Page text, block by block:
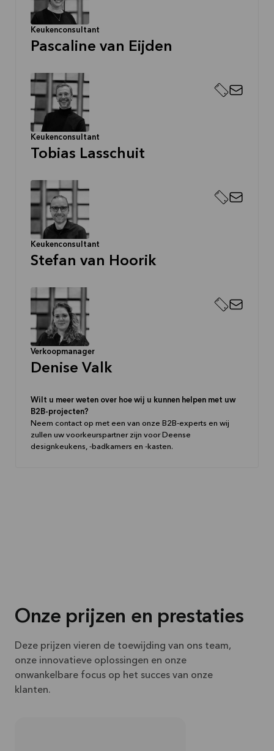
Keukenconsultant
Pascaline van Eijden
Keukenconsultant
Tobias Lasschuit
Keukenconsultant
Stefan van Hoorik
Verkoopmanager
Denise Valk
Wilt u meer weten over hoe wij u kunnen helpen met uw
B2B-projecten?
Neem contact op met een van onze B2B-experts en wij
zullen uw voorkeurspartner zijn voor Deense
designkeukens, -badkamers en -kasten.
Onze prijzen en prestaties
Deze prijzen vieren de toewijding van ons team,
onze innovatieve oplossingen en onze
onwankelbare focus op het succes van onze
klanten.